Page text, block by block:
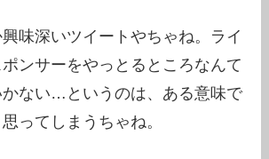
味深いツイートやちゃね。ライ
ンサーをやっとるところなんて
かない…というのは、ある意味で
ってしまうちゃね。